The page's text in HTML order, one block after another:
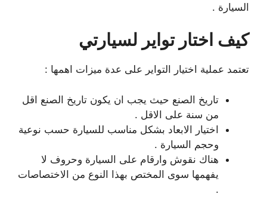
السيارة .
كيف اختار تواير لسيارتي
تعتمد عملية اختيار التواير على عدة ميزات اهمها :
تاريخ الصنع حيث يجب ان يكون تاريخ الصنع اقل
من سنة على الاقل .
اختيار الابعاد بشكل مناسب للسيارة حسب نوعية
وحجم السيارة .
هناك نقوش وارقام على السيارة وحروف لا
يفهمها سوى المختص بهذا النوع من الاختصاصات
.